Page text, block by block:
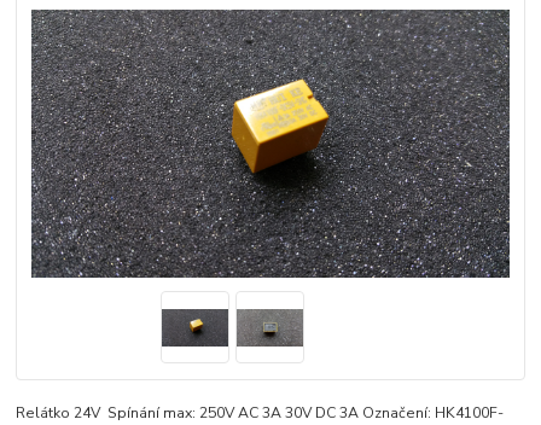
Relátko 24V Spínání max: 250V AC 3A 30V DC 3A Označení: HK4100F-